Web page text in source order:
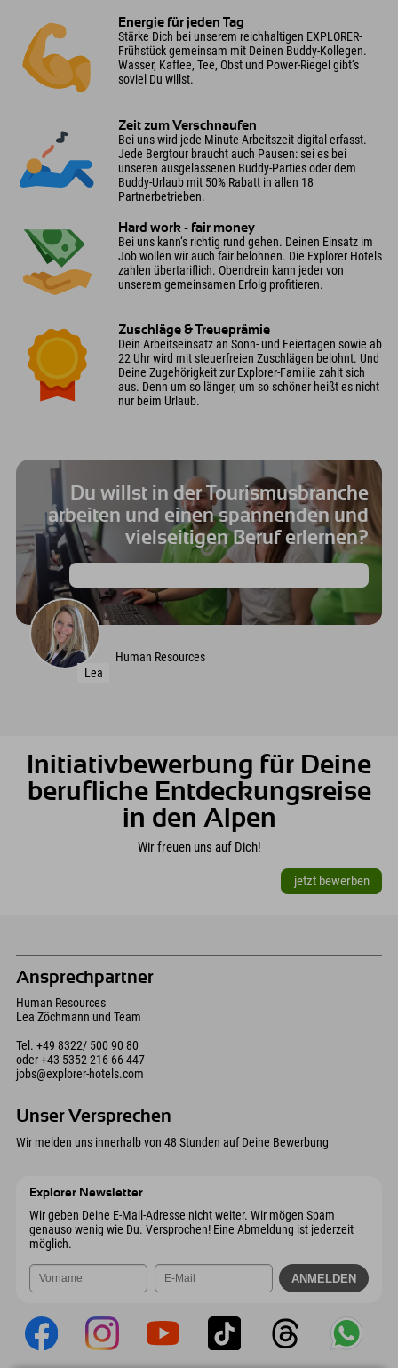
Energie für jeden Tag
Stärke Dich bei unserem reichhaltigen EXPLORER-
Frühstück gemeinsam mit Deinen Buddy-Kollegen.
Wasser, Kaffee, Tee, Obst und Power-Riegel gibt‘s
soviel Du willst.
Zeit zum Verschnaufen
Bei uns wird jede Minute Arbeitszeit digital erfasst.
Jede Bergtour braucht auch Pausen: sei es bei
unseren ausgelassenen Buddy-Parties oder dem
Buddy-Urlaub mit 50% Rabatt in allen 18
Partnerbetrieben.
Hard work - fair money
Bei uns kann‘s richtig rund gehen. Deinen Einsatz im
Job wollen wir auch fair belohnen. Die Explorer Hotels
zahlen übertariflich. Obendrein kann jeder von
unserem gemeinsamen Erfolg profitieren.
Zuschläge & Treueprämie
Dein Arbeitseinsatz an Sonn- und Feiertagen sowie ab
22 Uhr wird mit steuerfreien Zuschlägen belohnt. Und
Deine Zugehörigkeit zur Explorer-Familie zahlt sich
aus. Denn um so länger, um so schöner heißt es nicht
nur beim Urlaub.
Du willst in der Tourismusbranche
arbeiten und einen spannenden und
vielseitigen Beruf erlernen?
Lea
Human Resources
Initiativbewerbung für Deine
berufliche Entdeckungsreise
in den Alpen
Wir freuen uns auf Dich!
jetzt bewerben
Ansprechpartner
Human Resources
Lea Zöchmann und Team
Tel. +49 8322/ 500 90 80
oder+43 5352 216 66 447
jobs@explorer-hotels.com
Unser Versprechen
Wir melden uns innerhalb von 48 Stunden auf Deine Bewerbung
Explorer Newsletter
Wir geben Deine E-Mail-Adresse nicht weiter. Wir mögen Spam
genauso wenig wie Du. Versprochen! Eine Abmeldung ist jederzeit
möglich.